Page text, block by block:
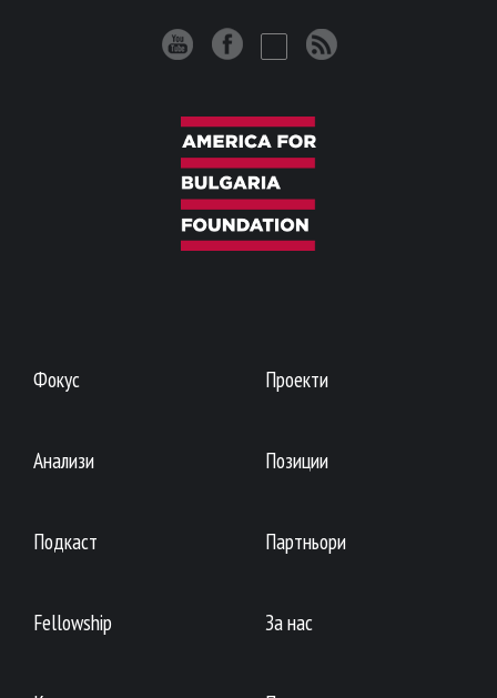
Фокус Проекти
Анализи Позиции
Подкаст Партньори
Fellowship За нас